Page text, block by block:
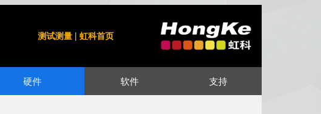
测试测量 | 虹科首页
硬件 软件 支持